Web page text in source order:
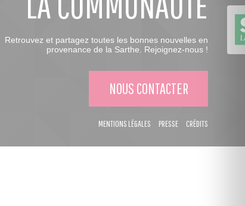
Retrouvez et partagez toutes les bonnes nouvelles en
provenance de la Sarthe. Rejoignez-nous !
NOUS CONTACTER
MENTIONS LÉGALES PRESSE CRÉDITS